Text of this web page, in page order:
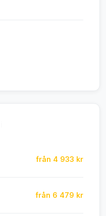
från 4 933 kr
från 6 479 kr